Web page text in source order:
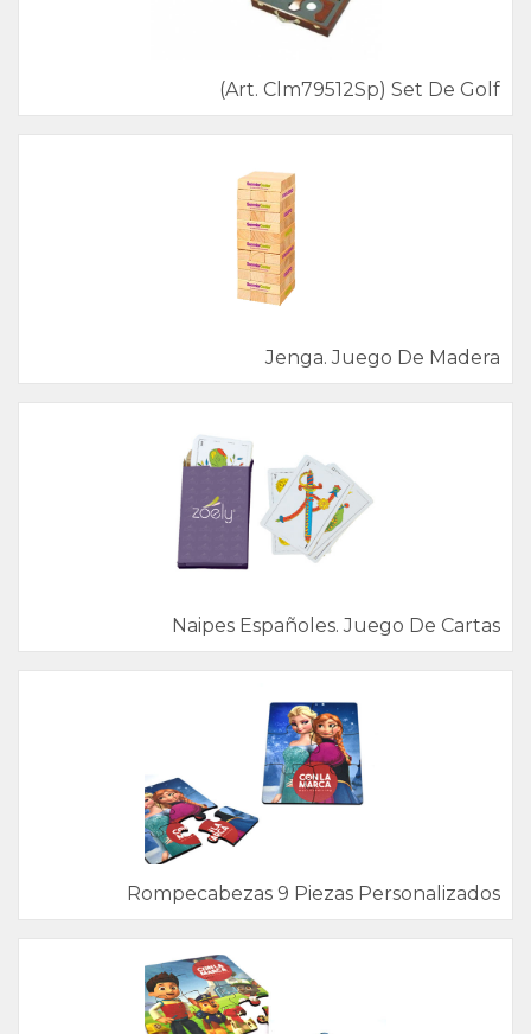
(Art. Clm79512Sp) Set De Golf
Jenga. Juego De Madera
Naipes Españoles. Juego De Cartas
Rompecabezas 9 Piezas Personalizados